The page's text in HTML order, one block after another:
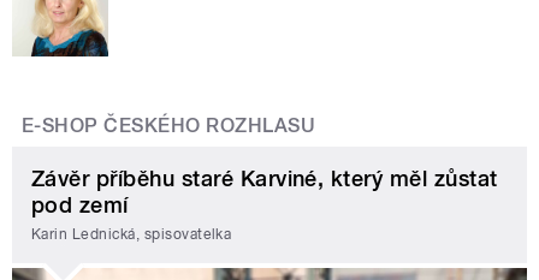
E-SHOP ČESKÉHO ROZHLASU
Závěr příběhu staré Karviné, který měl zůstat
pod zemí
Karin Lednická, spisovatelka